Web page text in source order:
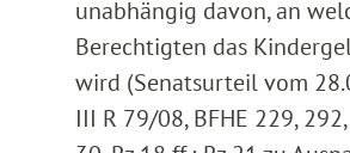
unabhängig davon, an
Berechtigten das
wird (Senatsurteil vom
III R 79/08, BFHE 229,